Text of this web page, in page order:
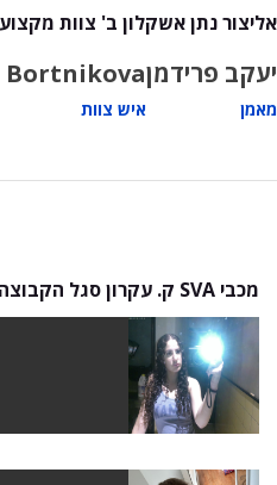
אליצור נתן אשקלון ב' צוות
יעקב פרידמן
מאמן
Bortnikova
איש צוות
מכבי SVA ק. עקרון סגל הקבוצה